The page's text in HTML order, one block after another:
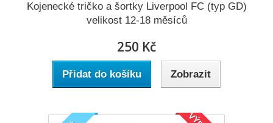
Kojenecké tričko a šortky Liverpool FC (typ GD)
velikost 12-18 měsíců
250 Kč
Přidat do košíku Zobrazit